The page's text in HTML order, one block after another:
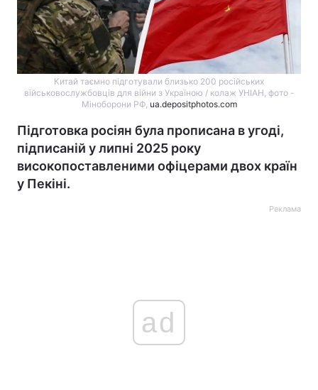
Китай таємно підготували близько 200 російських
військовослужбовців для війни з Україною / колаж УНІАН, фото -
Міноборони РФ, ua.depositphotos.com
Підготовка росіян була прописана в угоді,
підписаній у липні 2025 року
високопоставленими офіцерами двох країн
у Пекіні.
Реклама
ad